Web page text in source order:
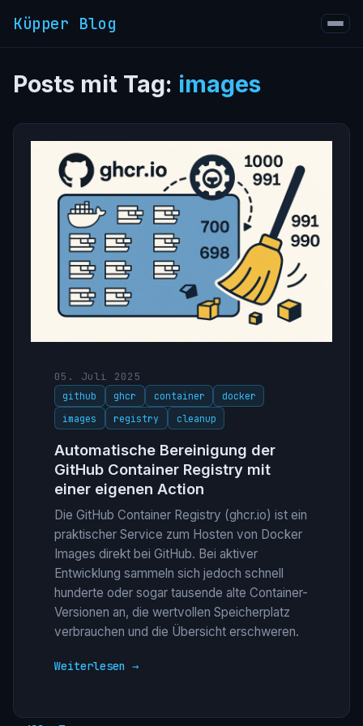
Küpper Blog
Posts mit Tag: images
05. Juli 2025
github ghcr container
docker
images
registry cleanup
Automatische Bereinigung der
GitHub Container Registry mit
einer eigenen Action
Die GitHub Container Registry (ghcr.io) ist ein
praktischer Service zum Hosten von Docker
Images direkt bei GitHub. Bei aktiver
Entwicklung sammeln sich jedoch schnell
hunderte oder sogar tausende alte Container-
Versionen an, die wertvollen Speicherplatz
verbrauchen und die Übersicht erschweren.
Weiterlesen →